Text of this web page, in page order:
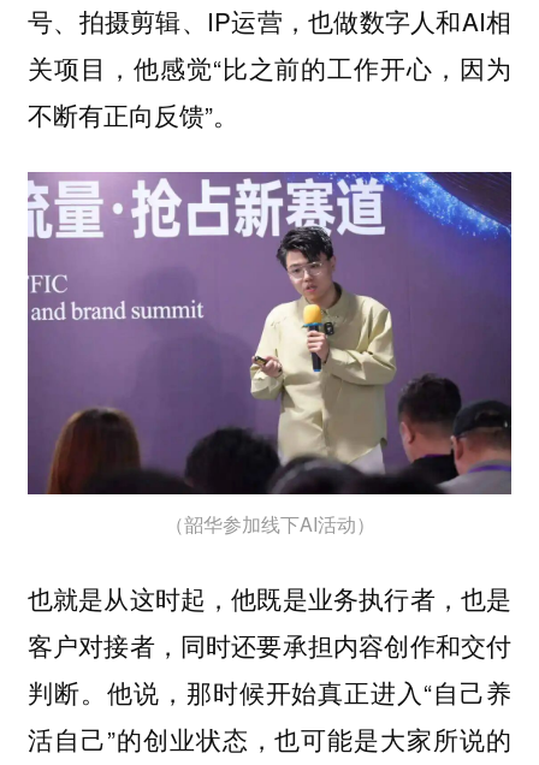
号、拍摄剪辑、IP运营，也做数字人和AI相
关项目，他感觉“比之前的工作开心，因为
不断有正向反馈”。
（韶华参加线下AI活动）
也就是从这时起，他既是业务执行者，也是
客户对接者，同时还要承担内容创作和交付
判断。他说，那时候开始真正进入“自己养
活自己”的创业状态，也可能是大家所说的